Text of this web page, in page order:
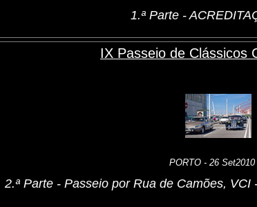
1.ª Parte -
IX Passeio de Clássicos
PORTO - 26
2.ª Parte - Passeio por Rua de Camões,